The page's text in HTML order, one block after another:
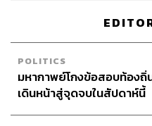
POLITICS
มหากาพย์โกงข้อสอบท้องถิ่
เดินหน้าสู่จุดจบในสัปดาห์นี้